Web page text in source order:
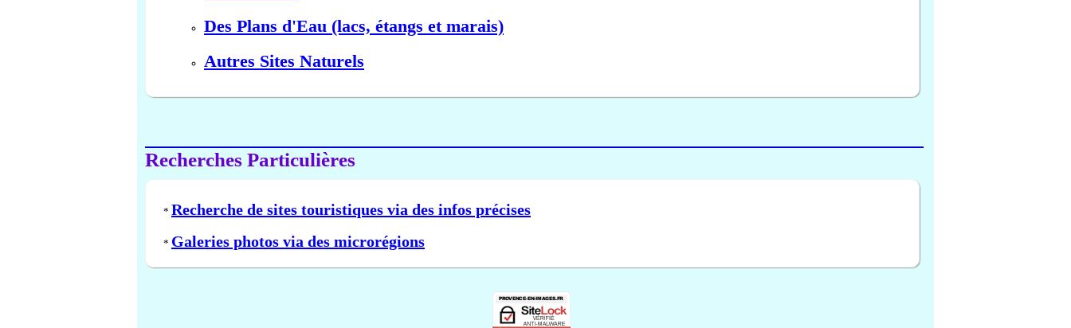
Des Plans d'Eau (lacs, étangs et marais)
Autres Sites Naturels
Recherches Particulières
* Recherche de sites touristiques via des infos précises
* Galeries photos via des microrégions